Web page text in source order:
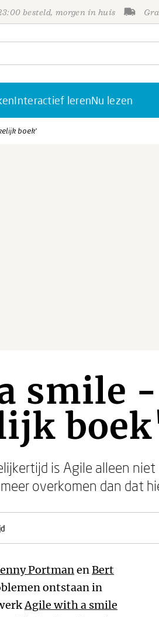
besteld, morgen in huis
Interactief lerenNu lezen
boek'
smile -
is Agile alleen niet
overkomen dan dat
PortmanenBert
ontstaan in
Agile with a smile